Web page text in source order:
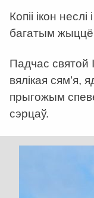
Копіі ікон
багатым
Падчас святой
вялікая сям’я,
прыгожым
сэрцаў.